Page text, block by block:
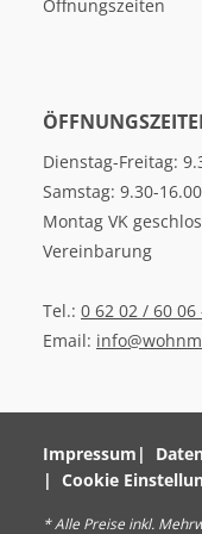
Öffnungszeiten
Dienstag-Freitag:
Samstag: 9.30-
Montag VK
Vereinbarung
Tel.: 0 62 02 / 60 06
Email:
Impressum
Cookie
* Alle Preise inkl.